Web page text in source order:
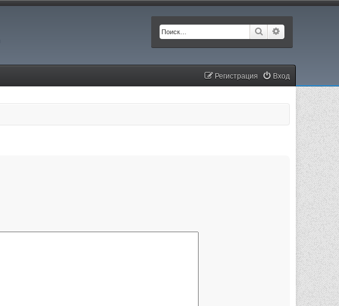
Поиск
Вход
Регистрация